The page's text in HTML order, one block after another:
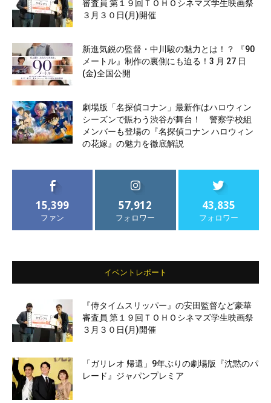
審査員 第１９回ＴＯＨＯシネマズ学生映画祭
３月３０日(月)開催
新進気鋭の監督・中川駿の魅力とは！？ 『90
メートル』制作の裏側にも迫る！3 月 27 日
(金)全国公開
劇場版「名探偵コナン」最新作はハロウィン
シーズンで賑わう渋谷が舞台！ 警察学校組
メンバーも登場の『名探偵コナン ハロウィン
の花嫁』の魅力を徹底解説
15,399
ファン
57,912
フォロワー
43,835
フォロワー
イベントレポート
『侍タイムスリッパー』の安田監督など豪華
審査員 第１９回ＴＯＨＯシネマズ学生映画祭
３月３０日(月)開催
「ガリレオ 帰還」9年ぶりの劇場版『沈黙のパ
レード』ジャパンプレミア